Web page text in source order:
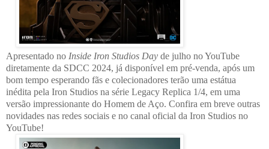
Apresentado no Inside Iron Studios Day de julho no YouTube
diretamente da SDCC 2024, já disponível em pré-venda, após um
bom tempo esperando fãs e colecionadores terão uma estátua
inédita pela Iron Studios na série Legacy Replica 1/4, em uma
versão impressionante do Homem de Aço. Confira em breve outras
novidades nas redes sociais e no canal oficial da Iron Studios no
YouTube!